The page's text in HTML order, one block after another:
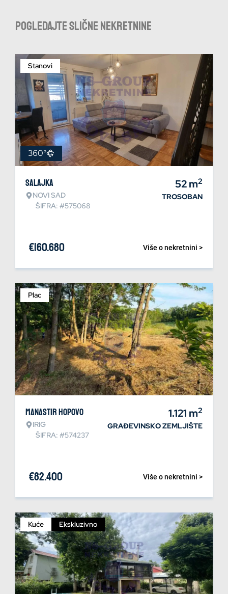
Pogledajte slične nekretnine
Stanovi
360°
Salajka
NOVI SAD
ŠIFRA: #575068
52m2
TROSOBAN
Više o nekretnini >
€160.680
Plac
Manastir Hopovo
IRIG
ŠIFRA: #574237
1.121 m2
GRAĐEVINSKO ZEMLJIŠTE
Više o nekretnini >
€82.400
Kuće Ekskluzivno